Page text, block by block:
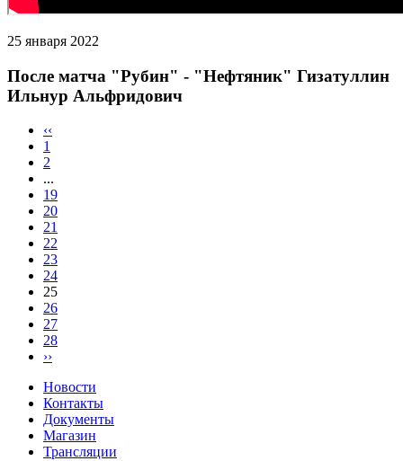
25 января 2022
После матча "Рубин" - "Нефтяник" Гизатуллин
Ильнур Альфридович
‹‹
1
2
...
19
20
21
22
23
24
25
26
27
28
››
Новости
Контакты
Документы
Магазин
Трансляции